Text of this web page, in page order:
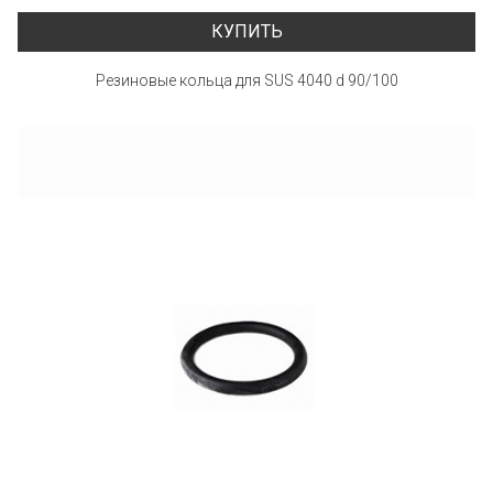
КУПИТЬ
Резиновые кольца для SUS 4040 d 90/100